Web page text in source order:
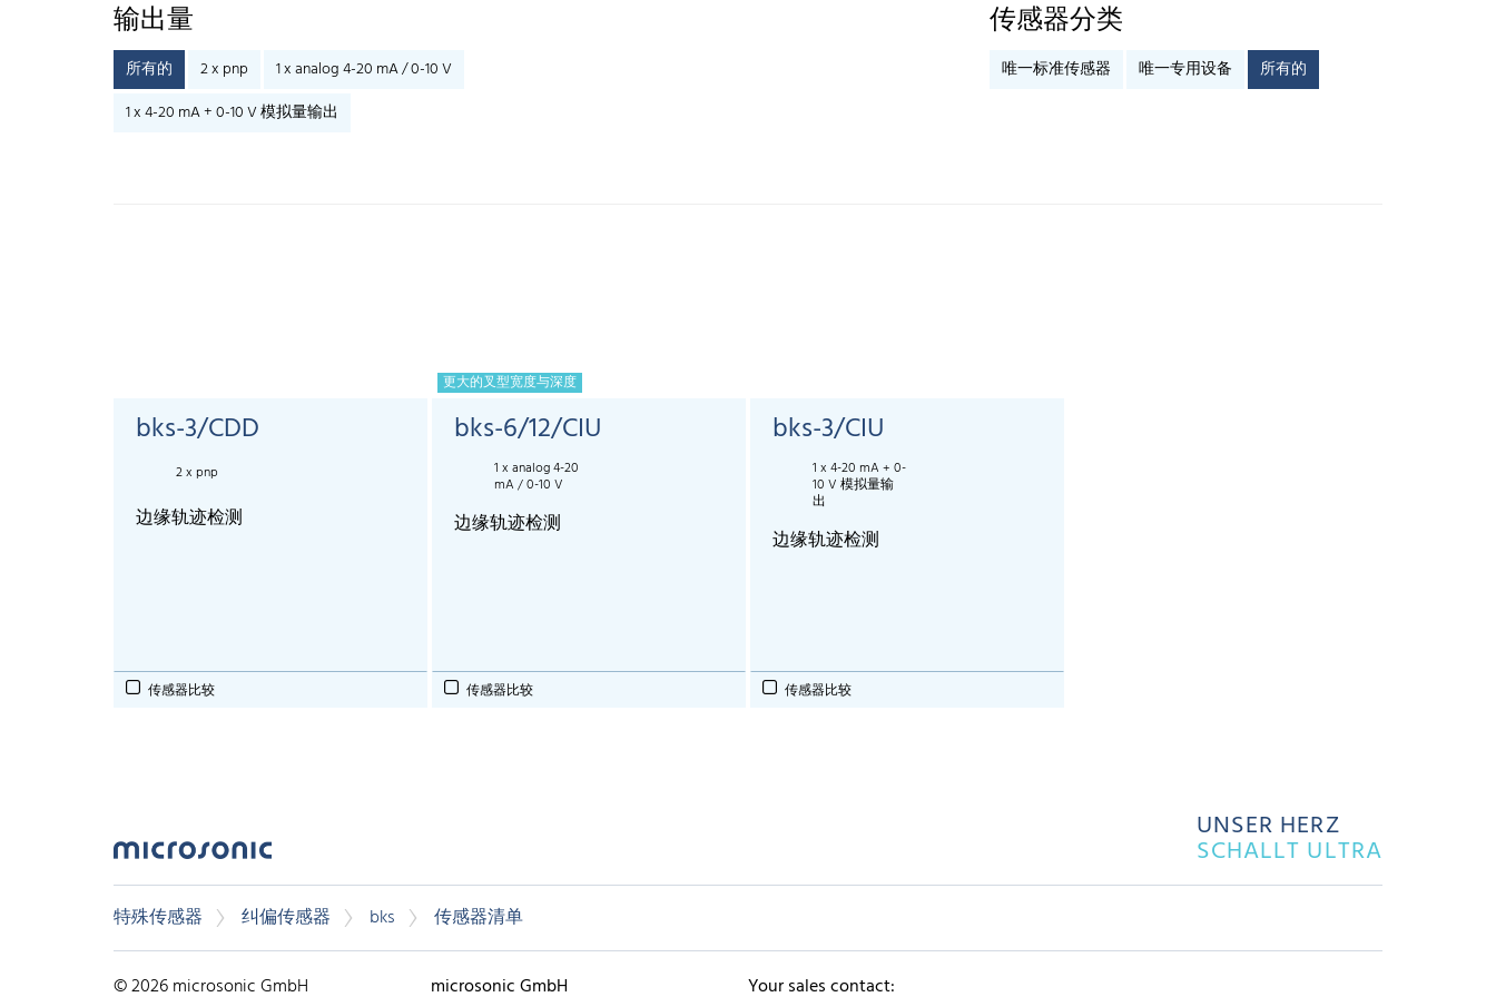
输出量
所有的 2 x pnp
1 x analog 4-20 mA / 0-10 V
1 x 4-20 mA + 0-10 V 模拟量输出
传感器分类
唯一标准传感器 唯一专用设备 所有的
bks-3/CDD
2 x pnp
边缘轨迹检测
传感器比较
更大的叉型宽度与深度
bks-6/12/CIU
1 x analog 4-20
mA / 0-10 V
边缘轨迹检测
传感器比较
bks-3/CIU
1 x 4-20 mA + 0-
10 V 模拟量输
出
边缘轨迹检测
传感器比较
UNSER HERZ
SCHALLT ULTRA
特殊传感器 纠偏传感器 bks 传感器清单
© 2026 microsonic GmbH microsonic GmbH Your sales contact: